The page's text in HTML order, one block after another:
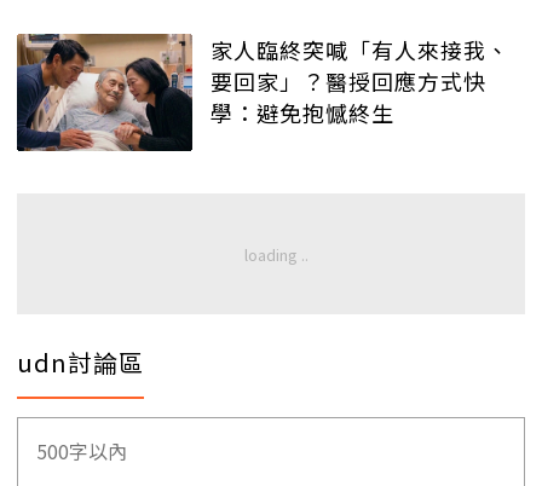
家人臨終突喊「有人來接我、
要回家」？醫授回應方式快
學：避免抱憾終生
udn討論區